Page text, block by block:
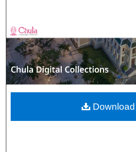
Browse
My Account
About
Digital Commons
Download